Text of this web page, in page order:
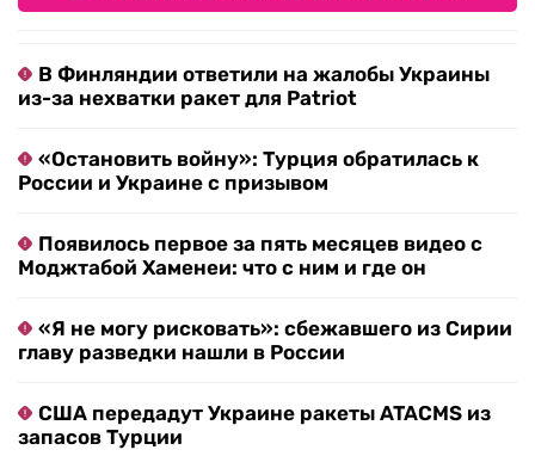
В Финляндии ответили на жалобы Украины
из-за нехватки ракет для Patriot
«Остановить войну»: Турция обратилась к
России и Украине с призывом
Появилось первое за пять месяцев видео с
Моджтабой Хаменеи: что с ним и где он
«Я не могу рисковать»: сбежавшего из Сирии
главу разведки нашли в России
США передадут Украине ракеты ATACMS из
запасов Турции